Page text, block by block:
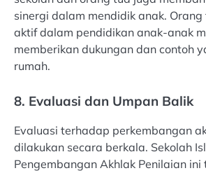
sinergi dalam mendidik anak.
aktif dalam pendidikan anak-anak
memberikan dukungan dan contoh
rumah.
8. Evaluasi dan Umpan Balik
Evaluasi terhadap perkembangan
dilakukan secara berkala. Sekolah
Pengembangan Akhlak Penilaian ini